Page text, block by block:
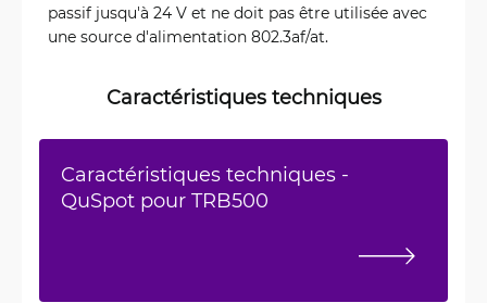
passif jusqu'à 24 V et ne doit pas être utilisée avec
une source d'alimentation 802.3af/at.
Caractéristiques techniques
Caractéristiques techniques -
QuSpot pour TRB500